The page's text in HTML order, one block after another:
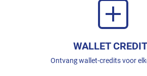
WALLET
Ontvang wallet-credits voor